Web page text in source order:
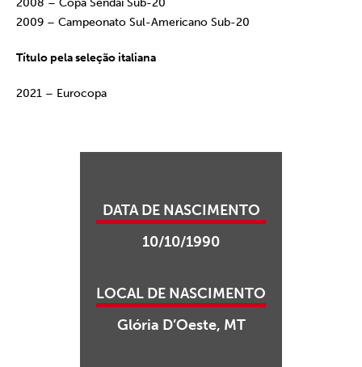
2008 – Copa Sendai Sub-20
2009 – Campeonato Sul-Americano Sub-20
Título pela seleção italiana
2021 – Eurocopa
DATA DE NASCIMENTO
10/10/1990
LOCAL DE NASCIMENTO
Glória D’Oeste, MT